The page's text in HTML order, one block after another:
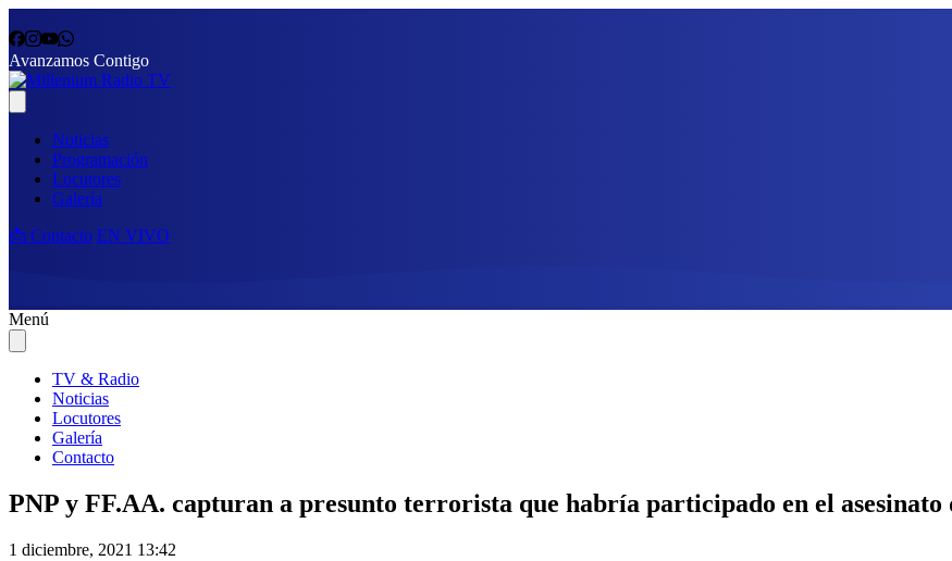
Avanzamos Contigo
Noticias
Programación
Locutores
Galería
📩 Contacto EN VIVO
Menú
TV & Radio
Noticias
Locutores
Galería
Contacto
PNP y FF.AA. capturan a presunto terrorista que habría participado en el asesinato
1 diciembre, 2021 13:42